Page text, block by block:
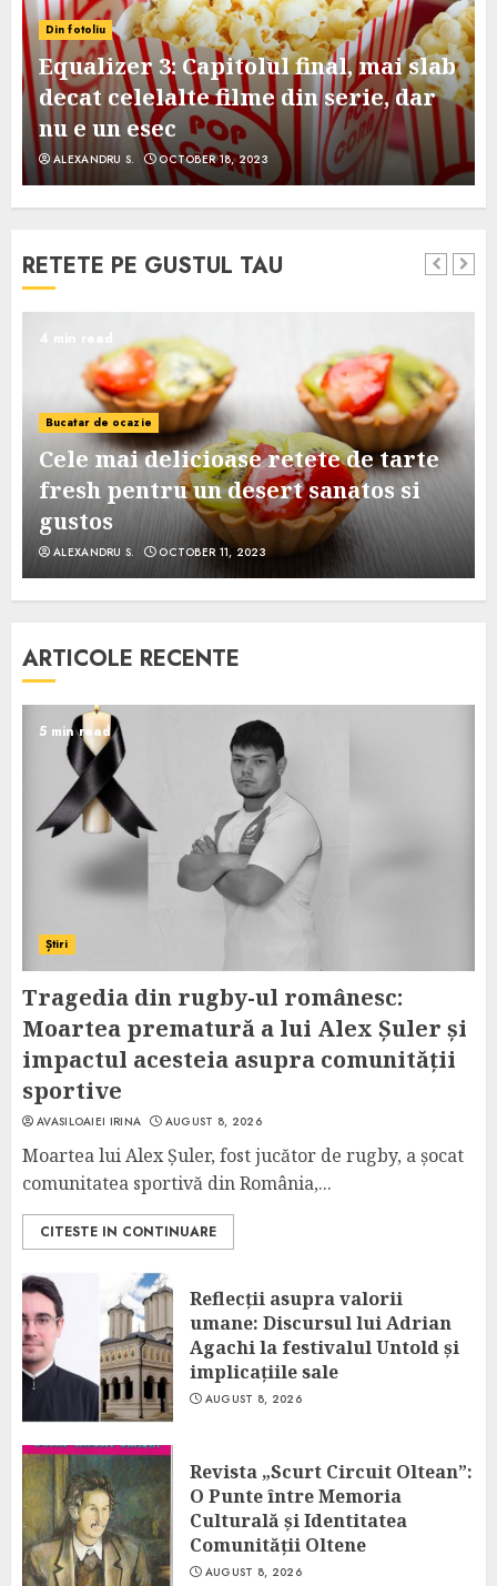
Din fotoliu
Equalizer 3: Capitolul final, mai slab
decat celelalte filme din serie, dar
nu e un esec
ALEXANDRU S. OCTOBER 18, 2023
RETETE PE GUSTUL TAU
4 min read
Bucatar de ocazie
Cele mai delicioase retete de tarte
fresh pentru un desert sanatos si
gustos
ALEXANDRU S. OCTOBER 11, 2023
ARTICOLE RECENTE
5 min read
Știri
Tragedia din rugby-ul românesc:
Moartea prematură a lui Alex Șuler și
impactul acesteia asupra comunității
sportive
AVASILOAIEI IRINA AUGUST 8, 2026
Moartea lui Alex Șuler, fost jucător de rugby, a șocat
comunitatea sportivă din România,...
CITESTE IN CONTINUARE
Reflecții asupra valorii
umane: Discursul lui Adrian
Agachi la festivalul Untold și
implicațiile sale
AUGUST 8, 2026
Revista „Scurt Circuit Oltean”:
O Punte între Memoria
Culturală și Identitatea
Comunității Oltene
AUGUST 8, 2026